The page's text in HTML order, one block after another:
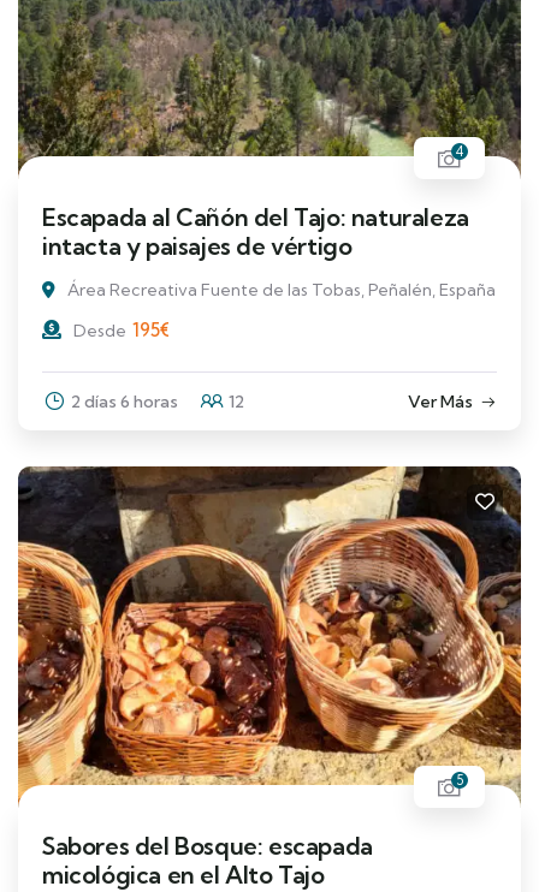
4
Escapada al Cañón del Tajo: naturaleza
intacta y paisajes de vértigo
Área Recreativa Fuente de las Tobas, Peñalén, España
Desde 195€
2 días 6 horas 12 Ver Más
5
Sabores del Bosque: escapada
micológica en el Alto Tajo